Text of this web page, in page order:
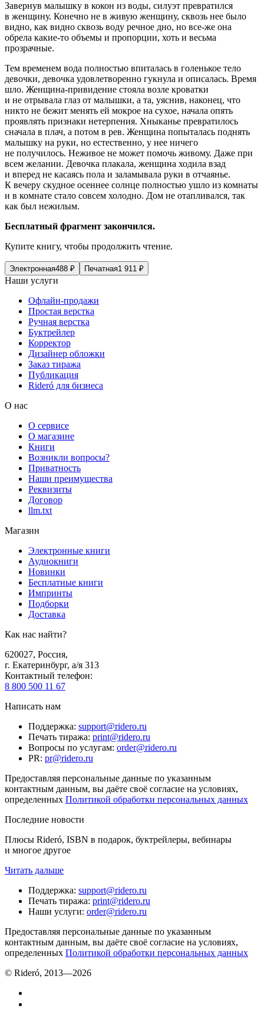
Завернув малышку в кокон из воды, силуэт превратился
в женщину. Конечно не в живую женщину, сквозь нее было
видно, как видно сквозь воду речное дно, но все-же она
обрела какие-то объемы и пропорции, хоть и весьма
прозрачные.
Тем временем вода полностью впиталась в голенькое тело
девочки, девочка удовлетворенно гукнула и описалась. Время
шло. Женщина-привидение стояла возле кроватки
и не отрывала глаз от малышки, а та, уяснив, наконец, что
никто не бежит менять ей мокрое на сухое, начала опять
проявлять признаки нетерпения. Хныканье превратилось
сначала в плач, а потом в рев. Женщина попыталась поднять
малышку на руки, но естественно, у нее ничего
не получилось. Неживое не может помочь живому. Даже при
всем желании. Девочка плакала, женщина ходила взад
и вперед не касаясь пола и заламывала руки в отчаянье.
К вечеру скудное осеннее солнце полностью ушло из комнаты
и в комнате стало совсем холодно. Дом не отапливался, так
как был нежилым.
Бесплатный фрагмент закончился.
Купите книгу, чтобы продолжить чтение.
Электронная488 ₽ Печатная1 911 ₽
Наши услуги
Офлайн-продажи
Простая верстка
Ручная верстка
Буктрейлер
Корректор
Дизайнер обложки
Заказ тиража
Публикация
Rideró для бизнеса
О нас
О сервисе
О магазине
Книги
Возникли вопросы?
Приватность
Наши преимущества
Реквизиты
Договор
llm.txt
Магазин
Электронные книги
Аудиокниги
Новинки
Бесплатные книги
Импринты
Подборки
Доставка
Как нас найти?
620027, Россия,
г. Екатеринбург, а/я 313
Контактный телефон:
8 800 500 11 67
Написать нам
Поддержка: support@ridero.ru
Печать тиража: print@ridero.ru
Вопросы по услугам: order@ridero.ru
PR: pr@ridero.ru
Предоставляя персональные данные по указанным
контактным данным, вы даёте своё согласие на условиях,
определенных Политикой обработки персональных данных
Последние новости
Плюсы Rideró, ISBN в подарок, буктрейлеры, вебинары
и многое другое
Читать дальше
Поддержка: support@ridero.ru
Печать тиража: print@ridero.ru
Наши услуги: order@ridero.ru
Предоставляя персональные данные по указанным
контактным данным, вы даёте своё согласие на условиях,
определенных Политикой обработки персональных данных
© Rideró, 2013—2026